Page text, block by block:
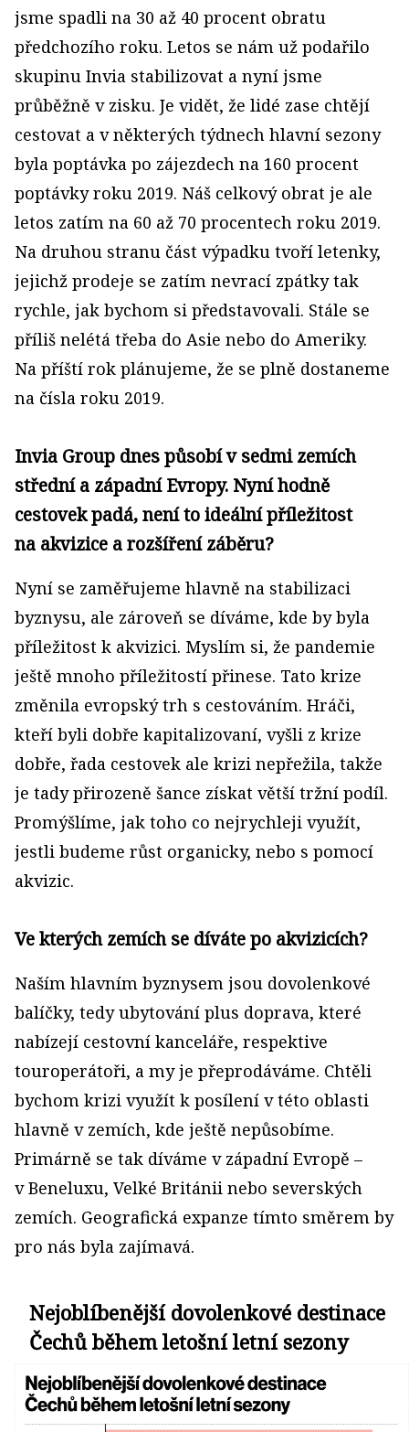
jsme spadli na 30 až 40 procent obratu
předchozího roku. Letos se nám už podařilo
skupinu Invia stabilizovat a nyní jsme
průběžně v zisku. Je vidět, že lidé zase chtějí
cestovat a v některých týdnech hlavní sezony
byla poptávka po zájezdech na 160 procent
poptávky roku 2019. Náš celkový obrat je ale
letos zatím na 60 až 70 procentech roku 2019.
Na druhou stranu část výpadku tvoří letenky,
jejichž prodeje se zatím nevrací zpátky tak
rychle, jak bychom si představovali. Stále se
příliš nelétá třeba do Asie nebo do Ameriky.
Na příští rok plánujeme, že se plně dostaneme
na čísla roku 2019.
Invia Group dnes působí v sedmi zemích
střední a západní Evropy. Nyní hodně
cestovek padá, není to ideální příležitost
na akvizice a rozšíření záběru?
Nyní se zaměřujeme hlavně na stabilizaci
byznysu, ale zároveň se díváme, kde by byla
příležitost k akvizici. Myslím si, že pandemie
ještě mnoho příležitostí přinese. Tato krize
změnila evropský trh s cestováním. Hráči,
kteří byli dobře kapitalizovaní, vyšli z krize
dobře, řada cestovek ale krizi nepřežila, takže
je tady přirozeně šance získat větší tržní podíl.
Promýšlíme, jak toho co nejrychleji využít,
jestli budeme růst organicky, nebo s pomocí
akvizic.
Ve kterých zemích se díváte po akvizicích?
Naším hlavním byznysem jsou dovolenkové
balíčky, tedy ubytování plus doprava, které
nabízejí cestovní kanceláře, respektive
touroperátoři, a my je přeprodáváme. Chtěli
bychom krizi využít k posílení v této oblasti
hlavně v zemích, kde ještě nepůsobíme.
Primárně se tak díváme v západní Evropě –
v Beneluxu, Velké Británii nebo severských
zemích. Geografická expanze tímto směrem by
pro nás byla zajímavá.
Nejoblíbenější dovolenkové destinace
Čechů během letošní letní sezony